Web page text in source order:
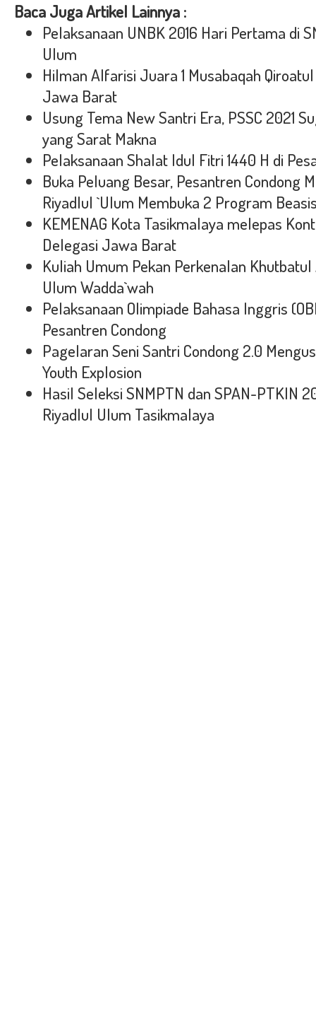
Baca Juga Artikel Lainnya :
Pelaksanaan UNBK 2016 Hari Pertama di
Ulum
Hilman Alfarisi Juara 1 Musabaqah
Jawa Barat
Usung Tema New Santri Era, PSSC 2021
yang Sarat Makna
Pelaksanaan Shalat Idul Fitri 1440 H di
Buka Peluang Besar, Pesantren Condong
Riyadlul `Ulum Membuka 2 Program
KEMENAG Kota Tasikmalaya melepas
Delegasi Jawa Barat
Kuliah Umum Pekan Perkenalan
Ulum Wadda`wah
Pelaksanaan Olimpiade Bahasa Inggris
Pesantren Condong
Pagelaran Seni Santri Condong 2.0
Youth Explosion
Hasil Seleksi SNMPTN dan SPAN-PTKIN
Riyadlul Ulum Tasikmalaya